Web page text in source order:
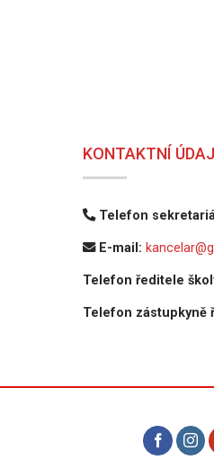
KONTAKTNÍ
Telefon
E-mail:
Telefon ředitele
Telefon zástupkyně